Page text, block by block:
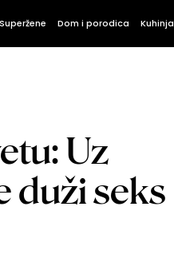
Superžene Dom i porodica Kuhinja
Uz
duži seks